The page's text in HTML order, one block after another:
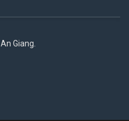
Giang.